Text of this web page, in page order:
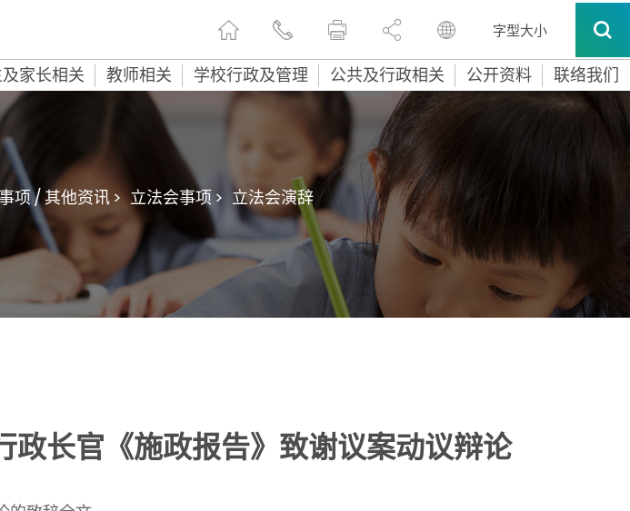
字型大小
家长相关 教师相关 学校行政及管理 公共及行政相关 公开资料 联络我们
项 / 其他资讯 > 立法会事项 > 立法会演辞
长官《施政报告》致谢议案动议辩论